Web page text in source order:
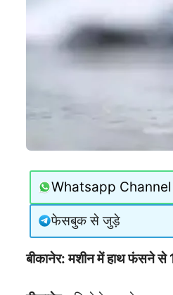
Whatsapp Channel
फेसबुक से जुड़े
बीकानेर: मशीन में हाथ फंसने से